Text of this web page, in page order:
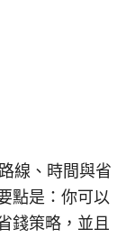
線、時間與省
點是：你可以
錢策略，並且